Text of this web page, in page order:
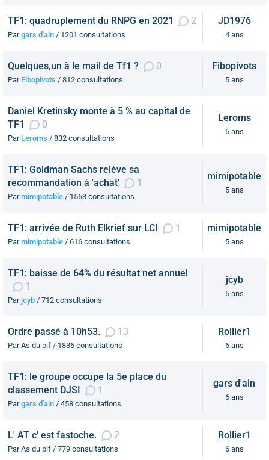
TF1: quadruplement du RNPG en 2021 2
Pargars d'ain / 1201 consultations
JD1976
4 ans
Quelques,un à le mail de Tf1 ? 0
Par Fibopivots / 812 consultations
Fibopivots
5 ans
Daniel Kretinsky monte à 5 % au capital de
TF1
0
Par Leroms / 832 consultations
Leroms
5 ans
TF1: Goldman Sachs relève sa
recommandation à 'achat'
1
Parmimipotable / 1563 consultations
mimipotable
5 ans
TF1: arrivée de Ruth Elkrief sur LCI 1
Parmimipotable / 616 consultations
mimipotable
5 ans
TF1: baisse de 64% du résultat net annuel
1
Parjcyb / 712 consultations
jcyb
5 ans
Ordre passé à 10h53. 13
Par As du pif / 1836 consultations
Rollier1
6 ans
TF1: le groupe occupe la 5e place du
classement DJSI
1
Pargars d'ain / 458 consultations
gars d'ain
6 ans
L' AT c' est fastoche. 2
Par As du pif / 779 consultations
Rollier1
6 ans